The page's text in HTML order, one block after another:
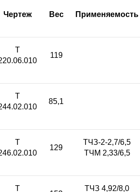
Чертеж Вес Применяемость
Т
119
Т
85,1
Т
129
ТЧЗ-2-2,7/6,5
ТЧМ 2,33/6,5
Т ТЧЗ 4,92/8,0